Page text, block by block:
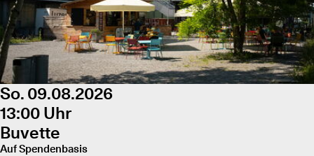
So. 09.08.2026
13:00 Uhr
Buvette
Auf Spendenbasis